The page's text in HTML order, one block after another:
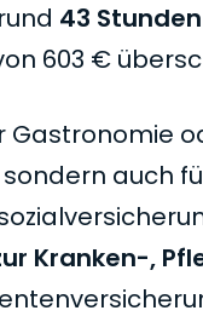
43
603 €
Gastronomie
auch
Kranken-,